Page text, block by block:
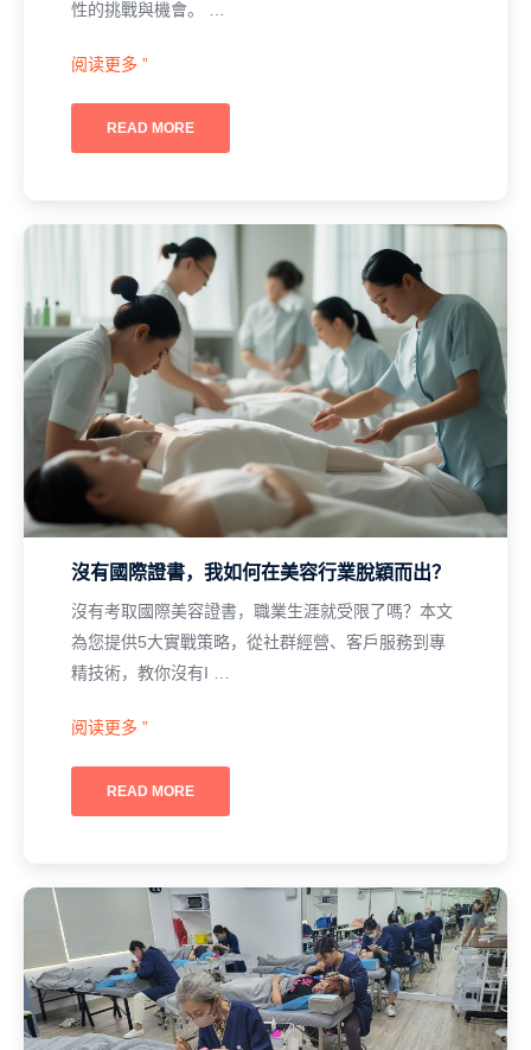
性的挑戰與機會。 …
阅读更多 ”
READ MORE
沒有國際證書，我如何在美容行業脫穎而出？
沒有考取國際美容證書，職業生涯就受限了嗎？本文
為您提供5大實戰策略，從社群經營、客戶服務到專
精技術，教你沒有I …
阅读更多 ”
READ MORE